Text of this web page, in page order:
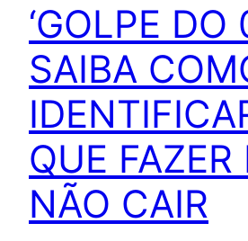
‘GOLPE DO
SAIBA
QUE FAZER
NÃO CAIR